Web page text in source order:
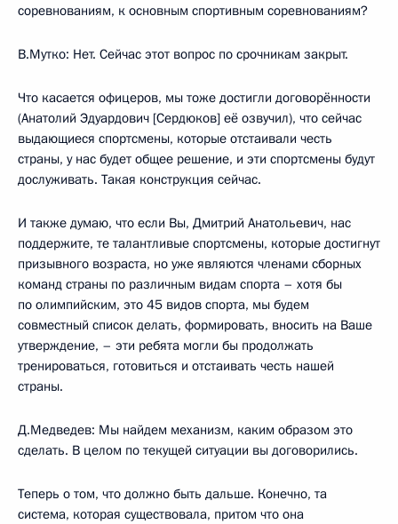
соревнованиям, к основным спортивным соревнованиям?
В.Мутко: Нет. Сейчас этот вопрос по срочникам закрыт.
Что касается офицеров, мы тоже достигли договорённости
(Анатолий Эдуардович [Сердюков] её озвучил), что сейчас
выдающиеся спортсмены, которые отстаивали честь
страны, у нас будет общее решение, и эти спортсмены будут
дослуживать. Такая конструкция сейчас.
И также думаю, что если Вы, Дмитрий Анатольевич, нас
поддержите, те талантливые спортсмены, которые достигнут
призывного возраста, но уже являются членами сборных
команд страны по различным видам спорта – хотя бы
по олимпийским, это 45 видов спорта, мы будем
совместный список делать, формировать, вносить на Ваше
утверждение, – эти ребята могли бы продолжать
тренироваться, готовиться и отстаивать честь нашей
страны.
Д.Медведев: Мы найдем механизм, каким образом это
сделать. В целом по текущей ситуации вы договорились.
Теперь о том, что должно быть дальше. Конечно, та
система, которая существовала, притом что она